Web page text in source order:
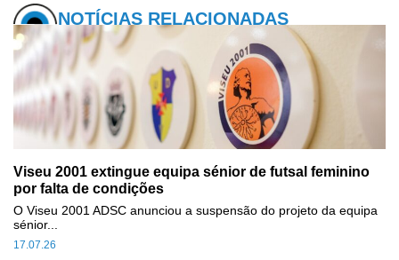
NOTÍCIAS RELACIONADAS
Viseu 2001 extingue equipa sénior de futsal feminino
por falta de condições
17.07.26
O Viseu 2001 ADSC anunciou a suspensão do projeto da equipa
sénior...